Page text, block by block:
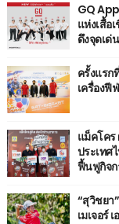
GQ
แห่งเสื้อ
ดึงจุดเด่
ครั้งแรก
เครื่องฟี
แม็คโคร
ประเทศ
ฟื้นฟูกิจก
“สุวิชยา
เมเจอร์